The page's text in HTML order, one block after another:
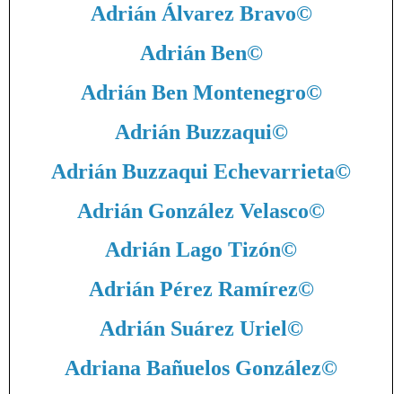
Adrián Álvarez Bravo©
Adrián Ben©
Adrián Ben Montenegro©
Adrián Buzzaqui©
Adrián Buzzaqui Echevarrieta©
Adrián González Velasco©
Adrián Lago Tizón©
Adrián Pérez Ramírez©
Adrián Suárez Uriel©
Adriana Bañuelos González©